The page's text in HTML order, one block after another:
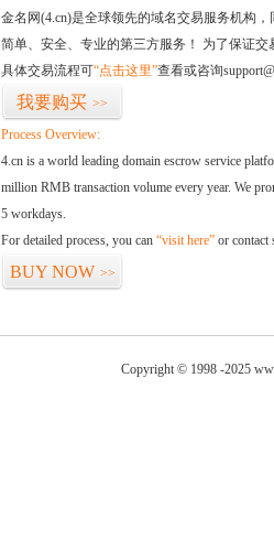
金名网(4.cn)是全球领先的域名交易服务机构
简单、安全、专业的第三方服务！ 为了保证
具体交易流程可“点击这里”查看或咨询
我要购买 >>
Process Overview:
4.cn is a world leading domain escrow service
million RMB transaction volume every year. We
5 workdays.
For detailed process, you can “visit here” or contact
BUY NOW >>
Copyright © 1998 -2025